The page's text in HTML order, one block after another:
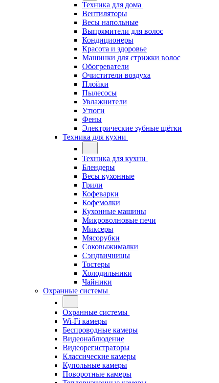
Техника для дома
Вентиляторы
Весы напольные
Выпрямители для волос
Кондиционеры
Красота и здоровье
Машинки для стрижки волос
Обогреватели
Очистители воздуха
Плойки
Пылесосы
Увлажнители
Утюги
Фены
Электрические зубные щётки
Техника для кухни
Техника для кухни
Блендеры
Весы кухонные
Грили
Кофеварки
Кофемолки
Кухонные машины
Микроволновые печи
Миксеры
Мясорубки
Соковыжималки
Сэндвичницы
Тостеры
Холодильники
Чайники
Охранные системы
Охранные системы
Wi-Fi камеры
Беспроводные камеры
Видеонаблюдение
Видеорегистраторы
Классические камеры
Купольные камеры
Поворотные камеры